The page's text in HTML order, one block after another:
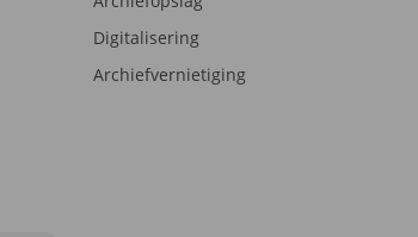
Digitalisering
Archiefvernietiging